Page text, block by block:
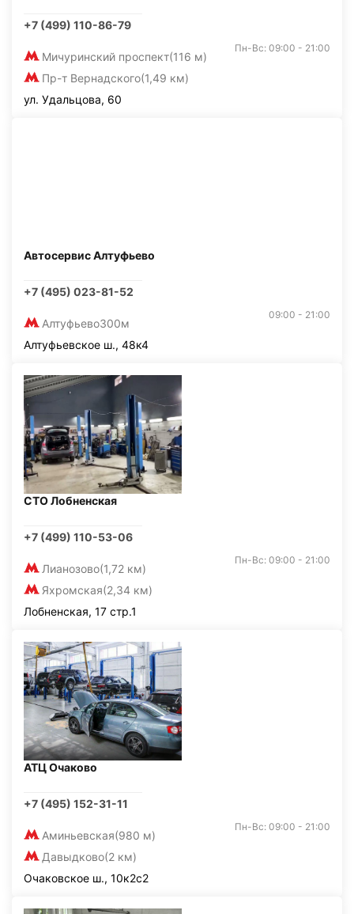
+7 (499) 110-86-79
Мичуринский проспект(116 м)
Пр-т Вернадского(1,49 км)
Пн-Вс: 09:00 - 21:00
ул. Удальцова, 60
Автосервис Алтуфьево
+7 (495) 023-81-52
Алтуфьево300м
09:00 - 21:00
Алтуфьевское ш., 48к4
СТО Лобненская
+7 (499) 110-53-06
Лианозово(1,72 км)
Яхромская(2,34 км)
Пн-Вс: 09:00 - 21:00
Лобненская, 17 стр.1
АТЦ Очаково
+7 (495) 152-31-11
Аминьевская(980 м)
Давыдково(2 км)
Пн-Вс: 09:00 - 21:00
Очаковское ш., 10к2с2